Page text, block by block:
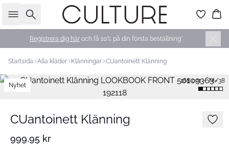
Sök
Registrera dig här och få 10% på din första beställning*
Startsida Alla kläder Klänningar CUantoinett Klänning
168 cm • M/38
Nyhet
CUantoinett Klänning
999,95 kr